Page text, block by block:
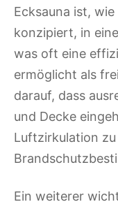
Ecksauna ist,
konzipiert, in
was oft eine
ermöglicht als
darauf, dass
und Decke
Luftzirkulation
Ein weiterer